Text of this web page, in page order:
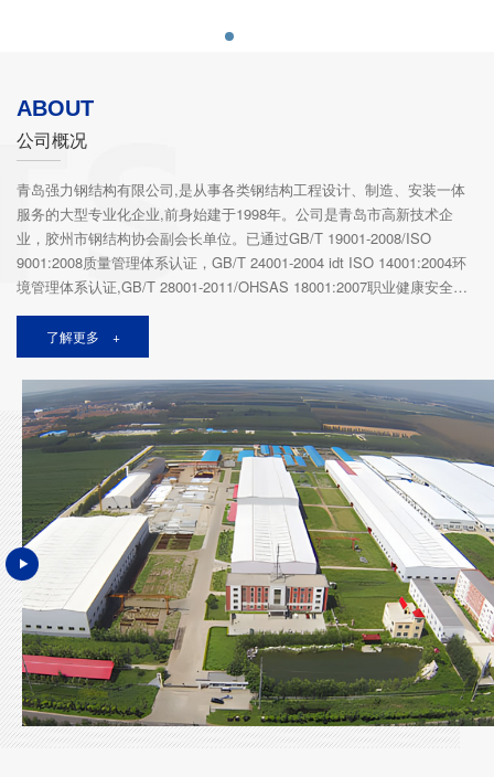
三管塔
角钢塔
楼顶三管塔
楼顶塔
楼顶美化塔
通信景观塔
ABOUT
公司概况
青岛强力钢结构有限公司,是从事各类钢结构工程设计、制造、安装一体
服务的大型专业化企业,前身始建于1998年。公司是青岛市高新技术企
业，胶州市钢结构协会副会长单位。已通过GB/T 19001-2008/ISO
9001:2008质量管理体系认证，GB/T 24001-2004 idt ISO 14001:2004环
境管理体系认证,GB/T 28001-2011/OHSAS 18001:2007职业健康安全管
理体系认证；拥有750kV输电线路铁塔生产许可证、广播通信铁塔及桅杆
产品全系列生产许可证、钢结构工程专业承包贰级资质证书、热镀锌排污
许可证，1000kV钢管塔质量合格证书、500kV变电站构架质量合格证
书、220kV钢管杆质量合格证书；公司是国家电网公司1000kV特高压交
流输电线路钢管塔、800kV特高压直流输电线路铁塔、10-750kV输电线路
角钢塔、10-1000kV输电线路钢管塔、...
了解更多 +